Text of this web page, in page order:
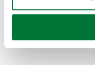
Identificar su
para buscar
Obtenga más